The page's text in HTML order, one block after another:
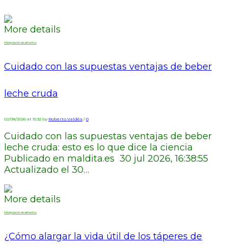
More details
Manipulación de alimentos
Cuidado con las supuestas ventajas de beber
leche cruda
02/08/2026 at 15:32 by Roberto Valdés / 0
Cuidado con las supuestas ventajas de beber
leche cruda: esto es lo que dice la ciencia
Publicado en maldita.es 30 jul 2026, 16:38:55
Actualizado el 30…
More details
Manipulación de alimentos
¿Cómo alargar la vida útil de los táperes de